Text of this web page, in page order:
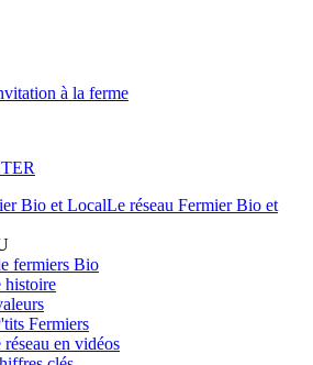
à la ferme
Le réseau Fermier Bio et
fermiers Bio
histoire
Fermiers
en vidéos